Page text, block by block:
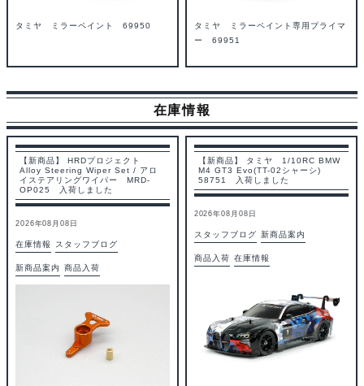
タミヤ ミラーペイント 69950
タミヤ ミラーペイント専用プライマ
ー 69951
在庫情報
【新商品】 HRDプロジェクト
Alloy Steering Wiper Set / アロ
イステアリングワイパー MRD-
OP025 入荷しました
2026年08月08日
在庫情報 スタッフブログ
新商品案内 商品入荷
【新商品】 タミヤ 1/10RC BMW
M4 GT3 Evo(TT-02シャーシ)
58751 入荷しました
2026年08月08日
スタッフブログ 新商品案内
商品入荷 在庫情報